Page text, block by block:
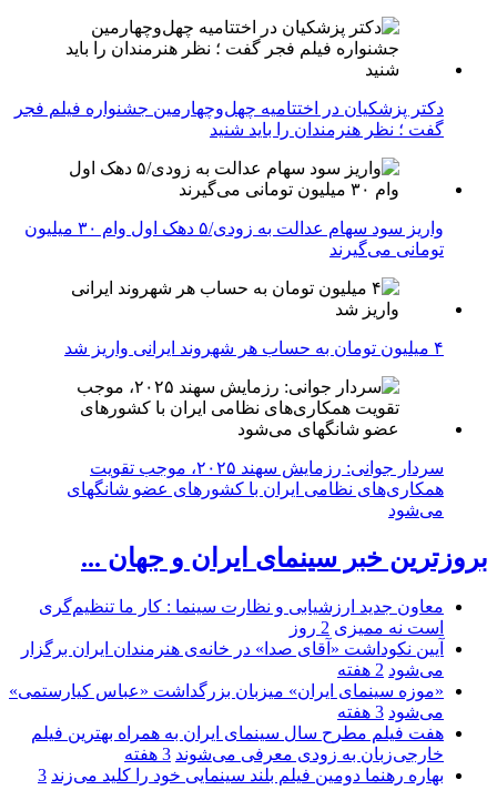
دکتر پزشکیان در اختتامیه چهل‌وچهارمین جشنواره فیلم فجر
گفت ؛ نظر هنرمندان را باید شنید
واریز سود سهام عدالت به زودی/۵ دهک اول وام ۳۰ میلیون
تومانی می‌گیرند
۴ میلیون تومان به حساب هر شهروند ایرانی واریز شد
سردار جوانی: رزمایش سهند ۲۰۲۵، موجب تقویت
همکاری‌های نظامی ایران با کشور‌های عضو شانگهای
می‌شود
بروزترین خبر سینمای ایران و جهان ...
معاون جدید ارزشیابی و نظارت سینما : کار ما تنظیم‌گری
است نه ممیزی 2 روز
آیین نکوداشت «آقای صدا» در خانه‌ی هنرمندان ایران برگزار
می‌شود 2 هفته
«موزه سینمای ایران» میزبان بزرگداشت «عباس کیارستمی»
می‌شود 3 هفته
هفت فیلم مطرح سال سینمای ایران به همراه بهترین فیلم
خارجی‌زبان به زودی معرفی می‌شوند 3 هفته
بهاره رهنما دومین فیلم بلند سینمایی خود را کلید می‌زند 3